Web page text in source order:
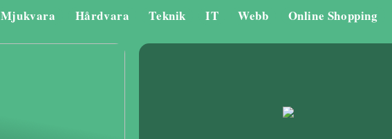
Mjukvara Hårdvara Teknik IT Webb Online Shopping